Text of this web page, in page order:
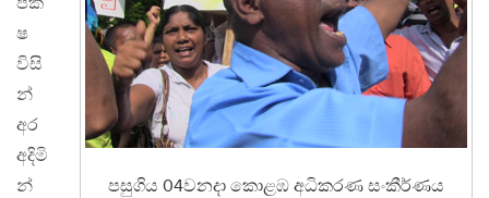
පසුගිය 04වනදා කොළඹ අධිකරණ සංකීර්ණය
ෂ
විසි
න්
අර
අදිමි
න්